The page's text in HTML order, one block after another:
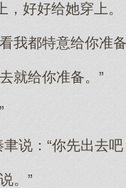
好好给她穿上。
我都特意给你准
就给你准备。”
说：“你先出去
。”